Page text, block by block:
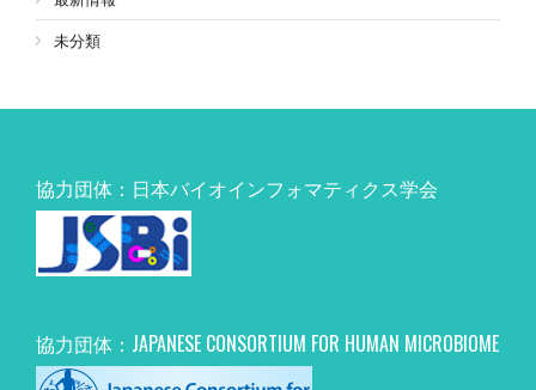
未分類
協力団体：日本バイオインフォマティクス学会
協力団体：JAPANESE CONSORTIUM FOR HUMAN MICROBIOME